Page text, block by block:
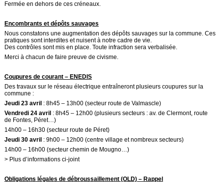
Fermée en dehors de ces créneaux.
Encombrants et dépôts sauvages
Nous constatons une augmentation des dépôts sauvages sur la commune. Ces
pratiques sont interdites et nuisent à notre cadre de vie.
Des contrôles sont mis en place. Toute infraction sera verbalisée.
Merci à chacun de faire preuve de civisme.
Coupures de courant – ENEDIS
Des travaux sur le réseau électrique entraîneront plusieurs coupures sur la
commune :
Jeudi 23 avril : 8h45 – 13h00 (secteur route de Valmascle)
Vendredi 24 avril : 8h45 – 12h00 (plusieurs secteurs : av. de Clermont, route
de Fontes, Péret…)
14h00 – 16h30 (secteur route de Péret)
Jeudi 30 avril : 9h00 – 12h00 (centre village et nombreux secteurs)
14h00 – 16h00 (secteur chemin de Mougno…)
> Plus d’informations ci-joint
Obligations légales de débroussaillement (OLD) – Rappel